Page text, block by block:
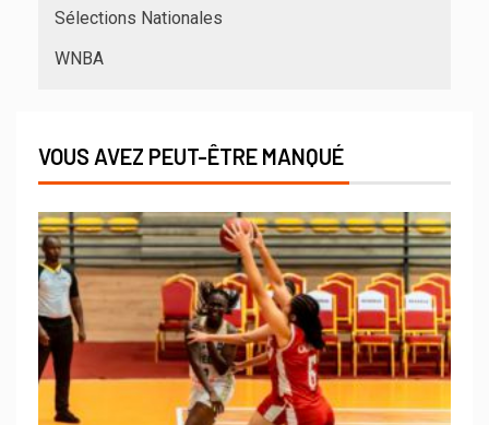
Sélections Nationales
WNBA
VOUS AVEZ PEUT-ÊTRE MANQUÉ